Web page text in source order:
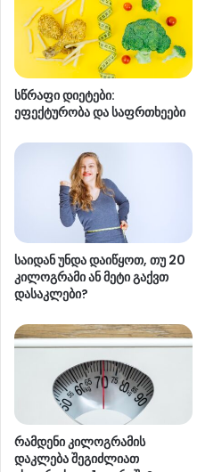
სწრაფი დიეტები:
ეფექტურობა და საფრთხეები
საიდან უნდა დაიწყოთ, თუ 20
კილოგრამი ან მეტი გაქვთ
დასაკლები?
რამდენი კილოგრამის
დაკლება შეგიძლიათ